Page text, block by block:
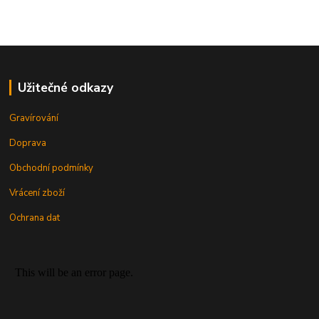
Užitečné odkazy
Gravírování
Doprava
Obchodní podmínky
Vrácení zboží
Ochrana dat